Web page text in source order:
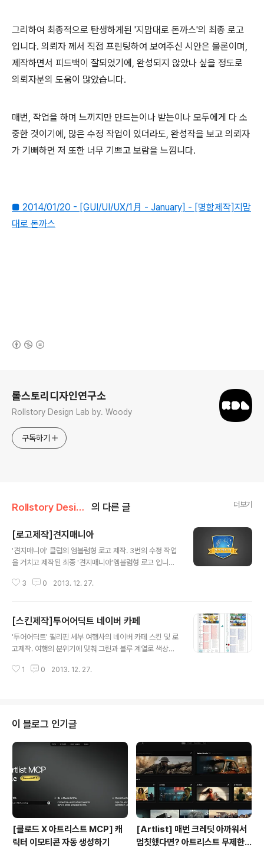
그리하여 최종적으로 탄생하게된 '지맘대로 돈까스'의 최종 로고
입니다. 의뢰자 께서 직접 프린팅하여 보여주신 시안은 물론이며,
제작하면서 피드백이 잘되었기에, 완성되지 않았나 싶을 정도로
의뢰자분의 도움이 많았습니다.
매번, 작업을 하며 느끼지만 만드는이나 받는이나 모두에게 다 소
중한 것이기에, 많은 수정 작업이 있더라도, 완성작을 보고 의뢰자
가 기뻐하면 저 또한 너무 기쁘고 보람을 느낌니다.
■ 2014/01/20 - [GUI/UI/UX/1月 - January] - [명함제작]지맘
대로 돈까스
롤스토리디자인연구소
Rollstory Design Lab by. Woody
구독하기
Rollstory Design/12月 - December 의 다른 글 더보기
[로고제작]견지매니아
'견지매니아' 클럽의 엠블럼형 로고 제작. 3번의 수정 작업
을 거치고 제작된 최종 '견지매니아'엠블럼형 로고 입니다.
일인 이였으나, 의뢰자분의 친절한 설명과 첨부해주신 영
이 많이 들었습니다. 특히, 누치는 잉어와 비슷하게 생겼지
만 입술이 두툼한 고기(?)이더군요. '견지매니아'의 로고는
향후 티셔츠 및 조끼등에 오버로크 및 프린팅 된다하여, 오
다.
3 0 2013. 12. 27.
[스킨제작]투어어딕트 네이버 카페
'투어어딕트' 필리핀 세부 여행사의 네이버 카페 스킨 및 로
고제작. 여행의 분위기에 맞춰 그린과 블루 계열로 색상을
카테고리에 불필요하게 있던 부분을 상단의 메인베너(연락
1 0 2013. 12. 27.
이 블로그 인기글
[클로드 X 아트리스트 MCP] 캐
릭터 이모티콘 자동 생성하기
[Artlist] 매번 크레딧 아까워서
멈칫했다면? 아트리스트 무제한